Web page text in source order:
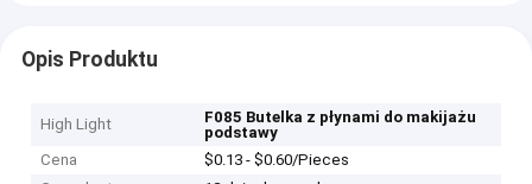
Opis Produktu
High Light
F085 Butelka z płynami do makijażu
podstawy
Cena
$0.13 - $0.60/Pieces